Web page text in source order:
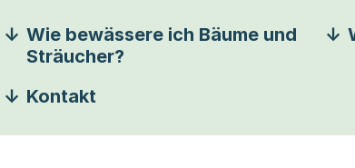
Wie bewässere ich Bäume und
Sträucher?
Kontakt